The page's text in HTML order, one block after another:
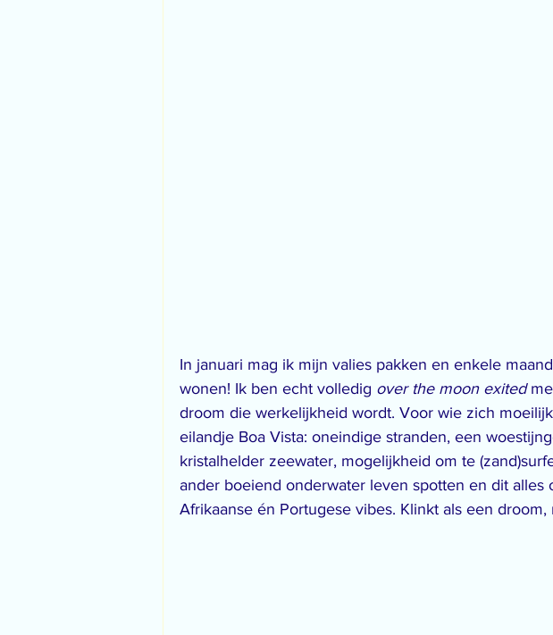
In januari mag ik mijn valies pakken en enkele
wonen! Ik ben echt volledig over the moon exited
droom die werkelijkheid wordt. Voor wie zich
eilandje Boa Vista: oneindige stranden, een
kristalhelder zeewater, mogelijkheid om te
ander boeiend onderwater leven spotten en dit alles
Afrikaanse én Portugese vibes. Klinkt als een droom,